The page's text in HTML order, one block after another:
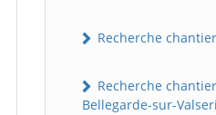
Recherche
Recherche
Bellegarde-sur-